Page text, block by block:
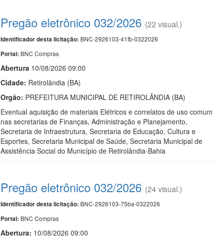
Pregão eletrônico 032/2026 (22 visual.)
Identificador desta licitação: BNC-2926103-41fb-0322026
Portal: BNC Compras
Abertura 10/08/2026 09:00
Cidade: Retirolândia (BA)
Orgão: PREFEITURA MUNICIPAL DE RETIROLÂNDIA (BA)
Eventual aquisição de materiais Elétricos e correlatos de uso comum
nas secretarias de Finanças, Administração e Planejamento,
Secretaria de Infraestrutura, Secretaria de Educação, Cultura e
Esportes, Secretaria Municipal de Saúde, Secretaria Municipal de
Assistência Social do Município de Retirolândia-Bahia
Pregão eletrônico 032/2026 (24 visual.)
Identificador desta licitação: BNC-2926103-75ba-0322026
Portal: BNC Compras
Abertura: 10/08/2026 09:00